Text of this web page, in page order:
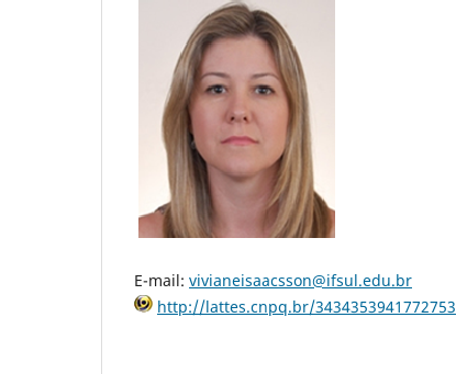
E-mail: vivianeisaacsson@ifsul.edu.br
http://lattes.cnpq.br/3434353941772753